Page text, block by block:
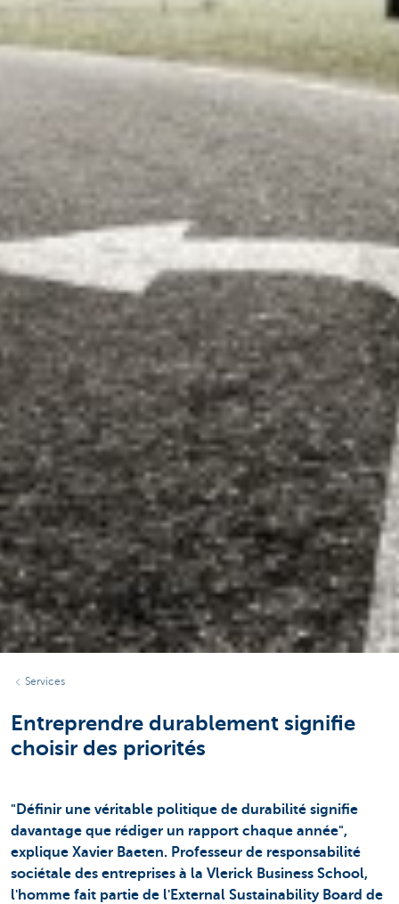
Services
Entreprendre durablement signifie
choisir des priorités
"Définir une véritable politique de durabilité signifie
davantage que rédiger un rapport chaque année",
explique Xavier Baeten. Professeur de responsabilité
sociétale des entreprises à la Vlerick Business School,
l'homme fait partie de l'External Sustainability Board de